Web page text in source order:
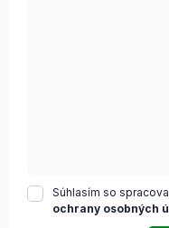
Súhlasím so
ochrany osobných